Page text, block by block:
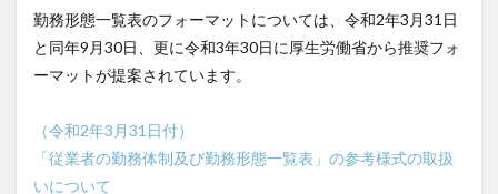
勤務形態一覧表のフォーマットについては、令和2年3月31日
と同年9月30日、更に令和3年30日に厚生労働省から推奨フォ
ーマットが提案されています。
（令和2年3月31日付）
「従業者の勤務体制及び勤務形態一覧表」の参考様式の取扱
いについて